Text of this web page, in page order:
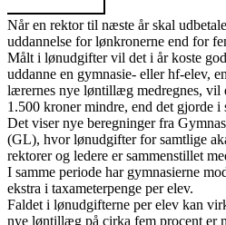
Når en rektor til næste år skal
uddannelse for lønkronerne end for
Målt i lønudgifter vil det i år koste
uddanne en gymnasie- eller hf-elev,
lærernes nye løntillæg medregnes, vil
1.500 kroner mindre, end det gjorde i
Det viser nye beregninger fra
(GL), hvor lønudgifter for samtlige
rektorer og ledere er sammenstillet
I samme periode har gymnasierne
ekstra i taxameterpenge per elev.
Faldet i lønudgifterne per elev kan
nye løntillæg på cirka fem procent er